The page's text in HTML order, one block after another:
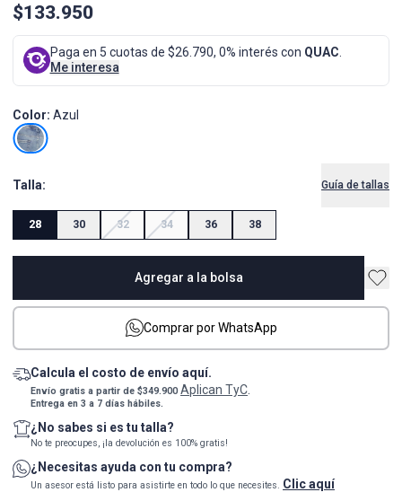
$133.950
Paga en 5 cuotas de $26.790, 0% interés con QUAC.
Me interesa
Color: Azul
Talla: Guía de tallas
28 30 32 34 36 38
Agregar a la bolsa
Comprar por WhatsApp
Calcula el costo de envío aquí.
Envío gratis a partir de $349.900Aplican TyC.
Entrega en 3 a 7 días hábiles.
¿No sabes si es tu talla?
No te preocupes, ¡la devolución es 100% gratis!
¿Necesitas ayuda con tu compra?
Un asesor está listo para asistirte en todo lo que necesites. Clic aquí